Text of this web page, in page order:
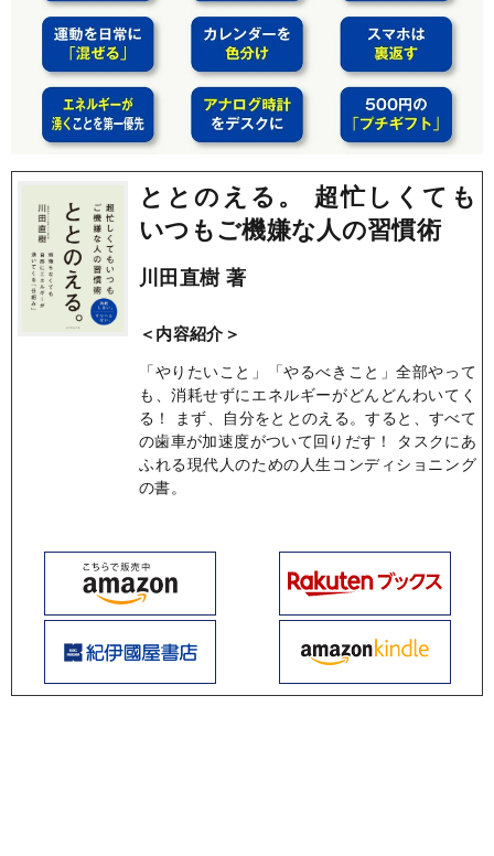
ととのえる。 超忙しくても
いつもご機嫌な人の習慣術
川田直樹 著
＜内容紹介＞
「やりたいこと」「やるべきこと」全部やって
も、消耗せずにエネルギーがどんどんわいてく
る！ まず、自分をととのえる。すると、すべて
の歯車が加速度がついて回りだす！ タスクにあ
ふれる現代人のための人生コンディショニング
の書。